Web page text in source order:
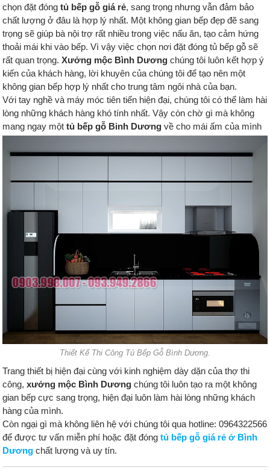
chọn đặt đóngtủ bếp gỗ giá rẻ, sang trọng nhưng vẫn đảm bảo
chất lượng ở đâu là hợp lý nhất. Một không gian bếp đẹp đẽ sang
trọng sẽ giúp bà nội trợ rất nhiều trong việc nấu ăn, tạo cảm hứng
thoải mái khi vào bếp. Vì vậy việc chọn nơi đặt đóng tủ bếp gỗ sẽ
rất quan trọng.Xưởng mộc Bình Dương chúng tôi luôn kết hợp ý
kiến của khách hàng, lời khuyên của chúng tôi để tạo nên một
không gian bếp hợp lý nhất cho trung tâm ngôi nhà của bạn.
Với tay nghề và máy móc tiên tiến hiện đại, chúng tôi có thể làm hài
lòng những khách hàng khó tính nhất. Vậy còn chờ gì mà không
mang ngay mộttủ bếp gỗ Binh Dương về cho mái ấm của mình
Thiết Kế Thi Công Tủ Bếp Gỗ Bình Dương.
Trang thiết bị hiện đại cùng với kinh nghiệm dày dặn của thợ thi
công,xưởng mộc Bình Dương chúng tôi luôn tạo ra một không
gian bếp cực sang trọng, hiện đại luôn làm hài lòng những khách
hàng của mình.
Còn ngại gì mà không liên hệ với chúng tôi qua hotline: 0964322566
để được tư vấn miễn phí hoặc đặt đóngtủ bếp gỗ giá rẻ ở Bình
Dương chất lượng và uy tín.